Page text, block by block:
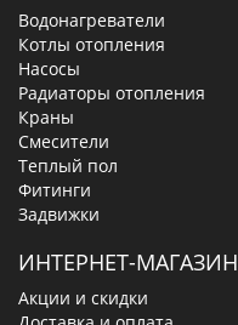
Водонагреватели
Котлы отопления
Насосы
Радиаторы отопления
Краны
Смесители
Теплый пол
Фитинги
Задвижки
ИНТЕРНЕТ-МАГАЗИН
Акции и скидки